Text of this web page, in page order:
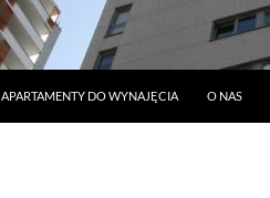
APARTAMENTY DO WYNAJĘCIA
O NAS